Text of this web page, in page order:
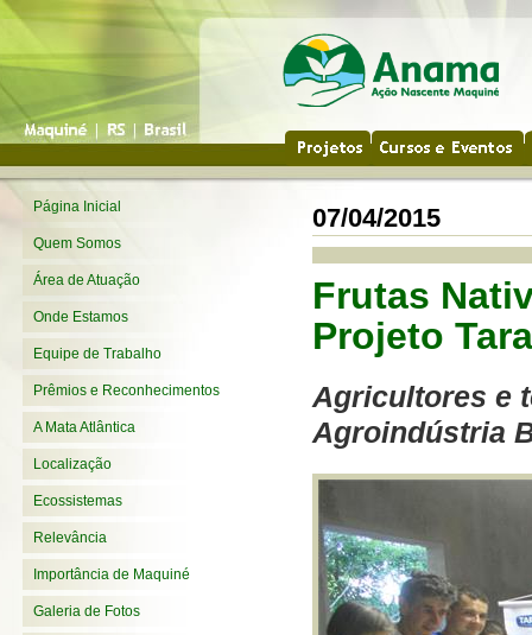
Página Inicial
Quem Somos
Área de Atuação
Onde Estamos
Equipe de Trabalho
Prêmios e Reconhecimentos
A Mata Atlântica
Localização
Ecossistemas
Relevância
Importância de Maquiné
Galeria de Fotos
07/04/2015
Frutas
Projeto
Agricultores e
Agroindústria